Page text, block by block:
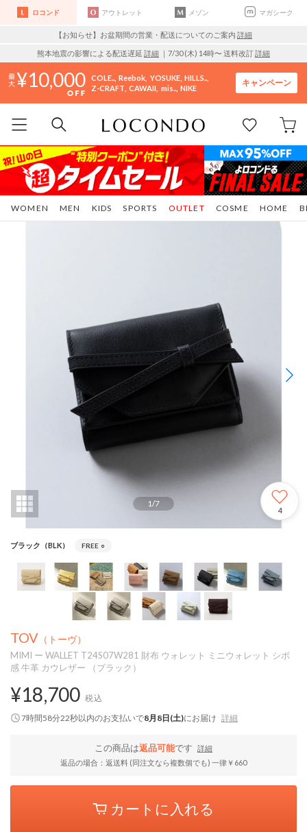
ロコンド アウトレット メゾン マガシーク
【お知らせ】お盆期間の営業・配送についてのご案内 詳細
熊本地震の影響による配送遅延 詳細 ｜7/30 (木) 14時〜 送料改訂詳細
10,000 COLE.. Reebok YOSUKE HILLS..
Z-CRAFT CAWAII mis.. NIKE
キャンペーン
WOMEN MEN KIDS SPORTS COSME HOME
OUTLET
1/7
4
ブラック（BLK） FREE ○
TOV （トーヴ）
MIMI ー WALLET T24S07W281 財布 ウォレット ミニウォレット シボ
感 牛革 カウレザー （ブラック）
¥18,700 税込
7時間58分21秒以内のお支払いで8月8日(土)にお届け 詳細
この商品は返品可能です
詳細
返品の場合：返送料 (同注文なら複数個でも) 一律￥660
カートに入れる